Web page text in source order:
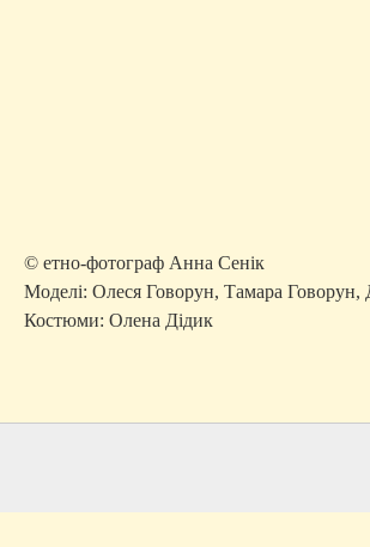
© етно-фотограф Анна Сенік
Моделі: Олеся Говорун, Тамара
Костюми: Олена Дідик